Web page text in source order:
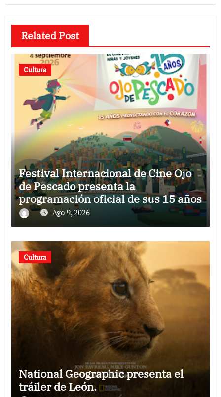
Related Post
Cultura
Festival Internacional de Cine Ojo
de Pescado presenta la
programación oficial de sus 15 años
Ago 9, 2026
Cultura
National Geographic presenta el
tráiler de León.